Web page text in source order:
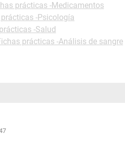
prácticas -Medicamentos
-Psicología
-Salud
prácticas -Análisis de sangre